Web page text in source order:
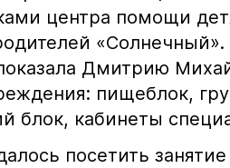
центра помощи
Дмитрию
пищеблок,
блок, кабинеты
посетить